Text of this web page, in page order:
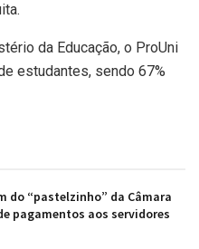
da Educação, o ProUni
estudantes, sendo 67%
do “pastelzinho” da Câmara
pagamentos aos servidores